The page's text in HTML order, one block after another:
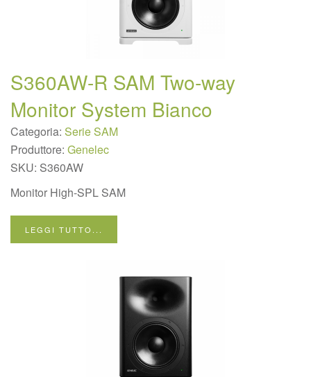
S360AW-R SAM Two-way
Monitor System Bianco
Categoria: Serie SAM
Produttore: Genelec
SKU: S360AW
Monitor High-SPL SAM
LEGGI TUTTO...